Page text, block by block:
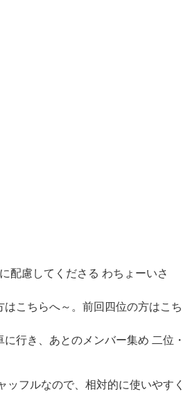
配慮してくださる わちょーいさ
はこちらへ～。前回四位の方はこち
行き、あとのメンバー集め 二位・
フルなので、相対的に使いやすく